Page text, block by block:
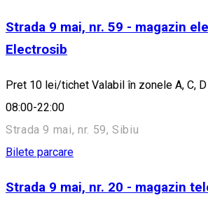
Strada 9 mai, nr. 59 - magazin
Electrosib
Pret 10 lei/tichet Valabil în zonele A, C,
08:00-22:00
Strada 9 mai, nr. 59, Sibiu
Bilete parcare
Strada 9 mai, nr. 20 - magazin